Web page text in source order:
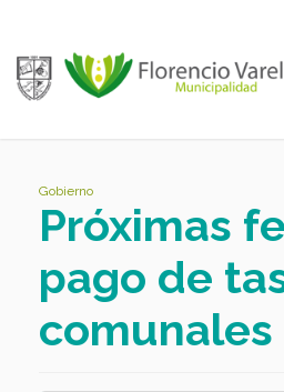
Gobierno
Próximas
pago de
comunales